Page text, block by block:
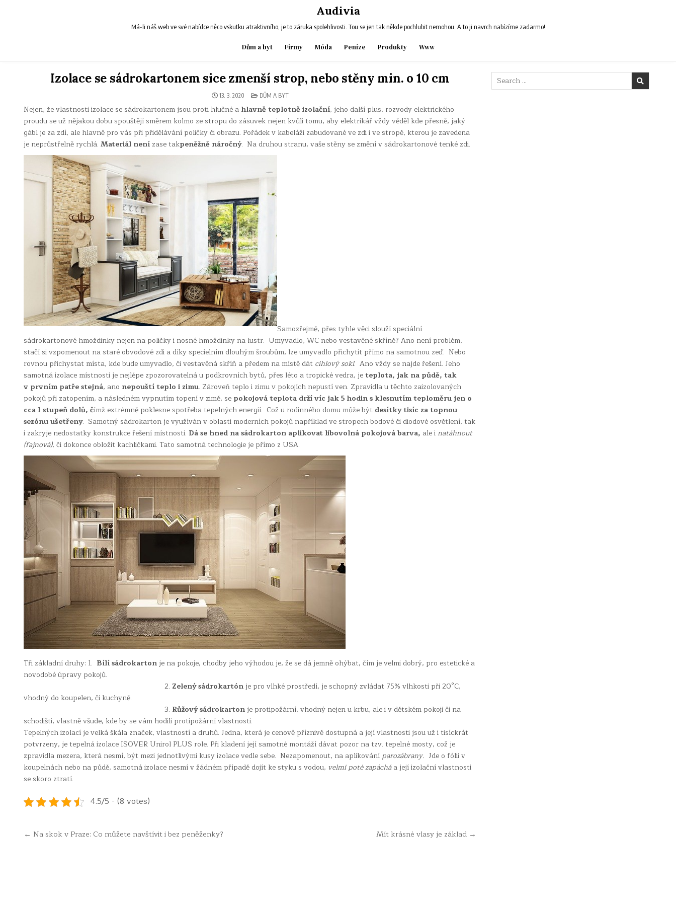
Audivia
Má-li náš web ve své nabídce něco vskutku atraktivního, je to záruka spolehlivosti. Tou se jen tak někde pochlubit nemohou. A to ji navrch nabízíme zadarmo!
Dům a byt Firmy Móda Peníze Produkty Www
Izolace se sádrokartonem sice zmenší strop, nebo stěny min. o 10 cm
13. 3. 2020
POSTED
DŮM A BYT
Nejen, že vlastnosti izolace se sádrokartonem jsou proti hlučné a hlavně teplotně izolační, jeho další plus, rozvody elektrického
proudu se už nějakou dobu spouštějí směrem kolmo ze stropu do zásuvek nejen kvůli tomu, aby elektrikář vždy věděl kde přesně, jaký
gábl je za zdí, ale hlavně pro vás při přidělávání poličky či obrazu. Pořádek v kabeláži zabudované ve zdi i ve stropě, kterou je zavedena
je neprůstřelně rychlá. Materiál není zase takpeněžně náročný. Na druhou stranu, vaše stěny se změní v sádrokartonové tenké zdi.
Samozřejmě, přes tyhle věci slouží speciální
sádrokartonové hmoždinky nejen na poličky i nosné hmoždinky na lustr. Umyvadlo, WC nebo vestavěné skříně? Ano není problém,
stačí si vzpomenout na staré obvodové zdi a díky specielním dlouhým šroubům, lze umyvadlo přichytit přímo na samotnou zeď. Nebo
rovnou přichystat místa, kde bude umyvadlo, či vestavěná skříň a předem na místě dát cihlový sokl. Ano vždy se najde řešení. Jeho
samotná izolace místnosti je nejlépe zpozorovatelná u podkrovních bytů, přes léto a tropické vedra, jeteplota, jak na půdě, tak
v prvním patře stejná, ano nepouští teplo i zimu. Zároveň teplo i zimu v pokojích nepustí ven. Zpravidla u těchto zaizolovaných
pokojů při zatopením, a následném vypnutím topení v zimě, se pokojová teplota drží víc jak 5 hodin s klesnutím teploměru jen o
cca 1 stupeň dolů, čímž extrémně poklesne spotřeba tepelných energií. Což u rodinného domu může být desítky tisíc za topnou
sezónu ušetřeny. Samotný sádrokarton je využíván v oblasti moderních pokojů například ve stropech bodové či diodové osvětlení, tak
i zakryje nedostatky konstrukce řešení místnosti. Dá se hned na sádrokarton aplikovat libovolná pokojová barva, ale i natáhnout
(fajnová), či dokonce obložit kachličkami. Tato samotná technologie je přímo z USA.
Tři základní druhy: 1. Bílí sádrokarton je na pokoje, chodby jeho výhodou je, že se dá jemně ohýbat, čím je velmi dobrý, pro estetické a
novodobé úpravy pokojů.
2. Zelený sádrokartón je pro vlhké prostředí, je schopný zvládat 75% vlhkosti při 20°C,
vhodný do koupelen, či kuchyně.
3. Růžový sádrokarton je protipožární, vhodný nejen u krbu, ale i v dětském pokoji či na
schodišti, vlastně všude, kde by se vám hodili protipožární vlastnosti.
Tepelných izolací je velká škála značek, vlastností a druhů. Jedna, která je cenově příznivě dostupná a její vlastnosti jsou už i tisíckrát
potvrzeny, je tepelná izolace ISOVER Unirol PLUS role. Při kladení její samotné montáží dávat pozor na tzv. tepelné mosty, což je
zpravidla mezera, která nesmí, být mezi jednotlivými kusy izolace vedle sebe. Nezapomenout, na aplikování parozábrany. Jde o fólii v
koupelnách nebo na půdě, samotná izolace nesmí v žádném případě dojít ke styku s vodou, velmi poté zapácháa její izolační vlastnosti
se skoro ztratí.
4.5/5 - (8 votes)
Navigace Mít krásné vlasy je základ →
← Na skok v Praze: Co můžete navštívit i bez peněženky?
Search
for: